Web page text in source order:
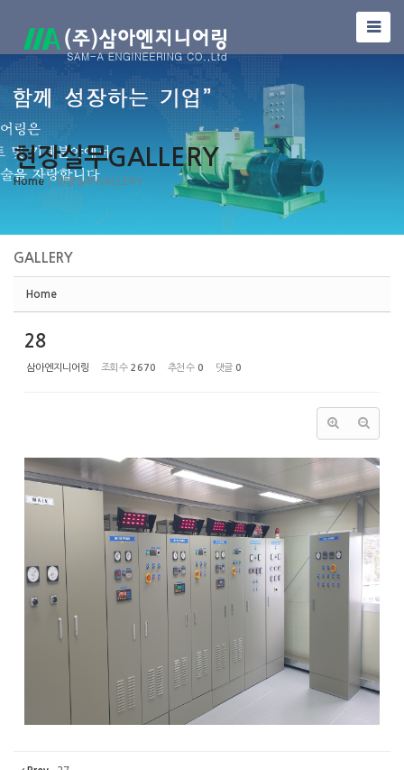
현장실무GALLERY
Home / 현장실무GALLERY
GALLERY
Home
28
삼아엔지니어링 조회 수 2670 추천 수 0 댓글 0
Sketchbook5, 스케치북5
Sketchbook5, 스케치북5